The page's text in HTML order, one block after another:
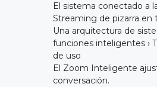
El sistema conectado a
Streaming de pizarra en
Una arquitectura de
funciones inteligentes ›
de uso
El Zoom Inteligente
conversación.